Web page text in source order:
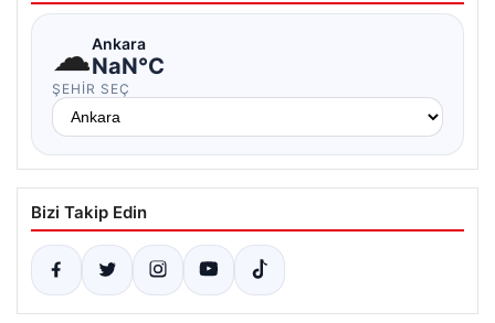
☁Ankara
NaN°C
ŞEHIR SEÇ
Bizi Takip Edin